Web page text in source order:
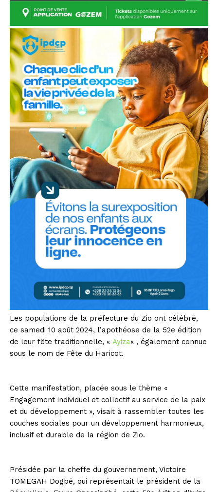
Les populations de la préfecture du Zio ont célébré,
ce samedi 10 août 2024, l’apothéose de la 52e édition
de leur fête traditionnelle, « Ayiza« , également connue
sous le nom de Fête du Haricot.
Cette manifestation, placée sous le thème «
Engagement individuel et collectif au service de la paix
et du développement », visait à rassembler toutes les
couches sociales pour un développement harmonieux,
inclusif et durable de la région de Zio.
Présidée par la cheffe du gouvernement, Victoire
TOMEGAH Dogbé, qui représentait le président de la